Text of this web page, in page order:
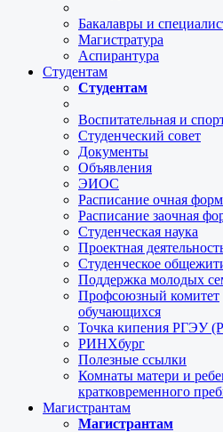
Бакалавры и
Магистратура
Аспирантура
Студентам
Студентам
Воспитательная и
Студенческий совет
Документы
Объявления
ЭИОС
Расписание очная
Расписание заочная
Студенческая наука
Проектная
Студенческое
Поддержка молодых
Профсоюзный комитет
обучающихся
Точка кипения РГЭУ
РИНХбург
Полезные ссылки
Комнаты матери и
кратковременного
Магистрантам
Магистрантам